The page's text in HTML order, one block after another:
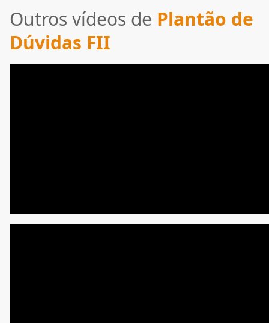
Outros vídeos de Plantão de
Dúvidas FII